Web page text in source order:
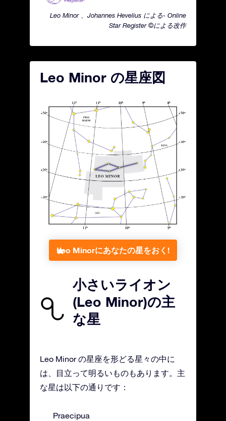
Leo Minor 、Johannes Hevelius による- Online
Star Register ©による改作
Leo Minor の星座図
Leo Minorにあなたの星をおく!
小さいライオン
(Leo Minor)の主
な星
Leo Minor の星座を形どる星々の中に
は、目立って明るいものもあります。主
な星は以下の通りです：
Praecipua